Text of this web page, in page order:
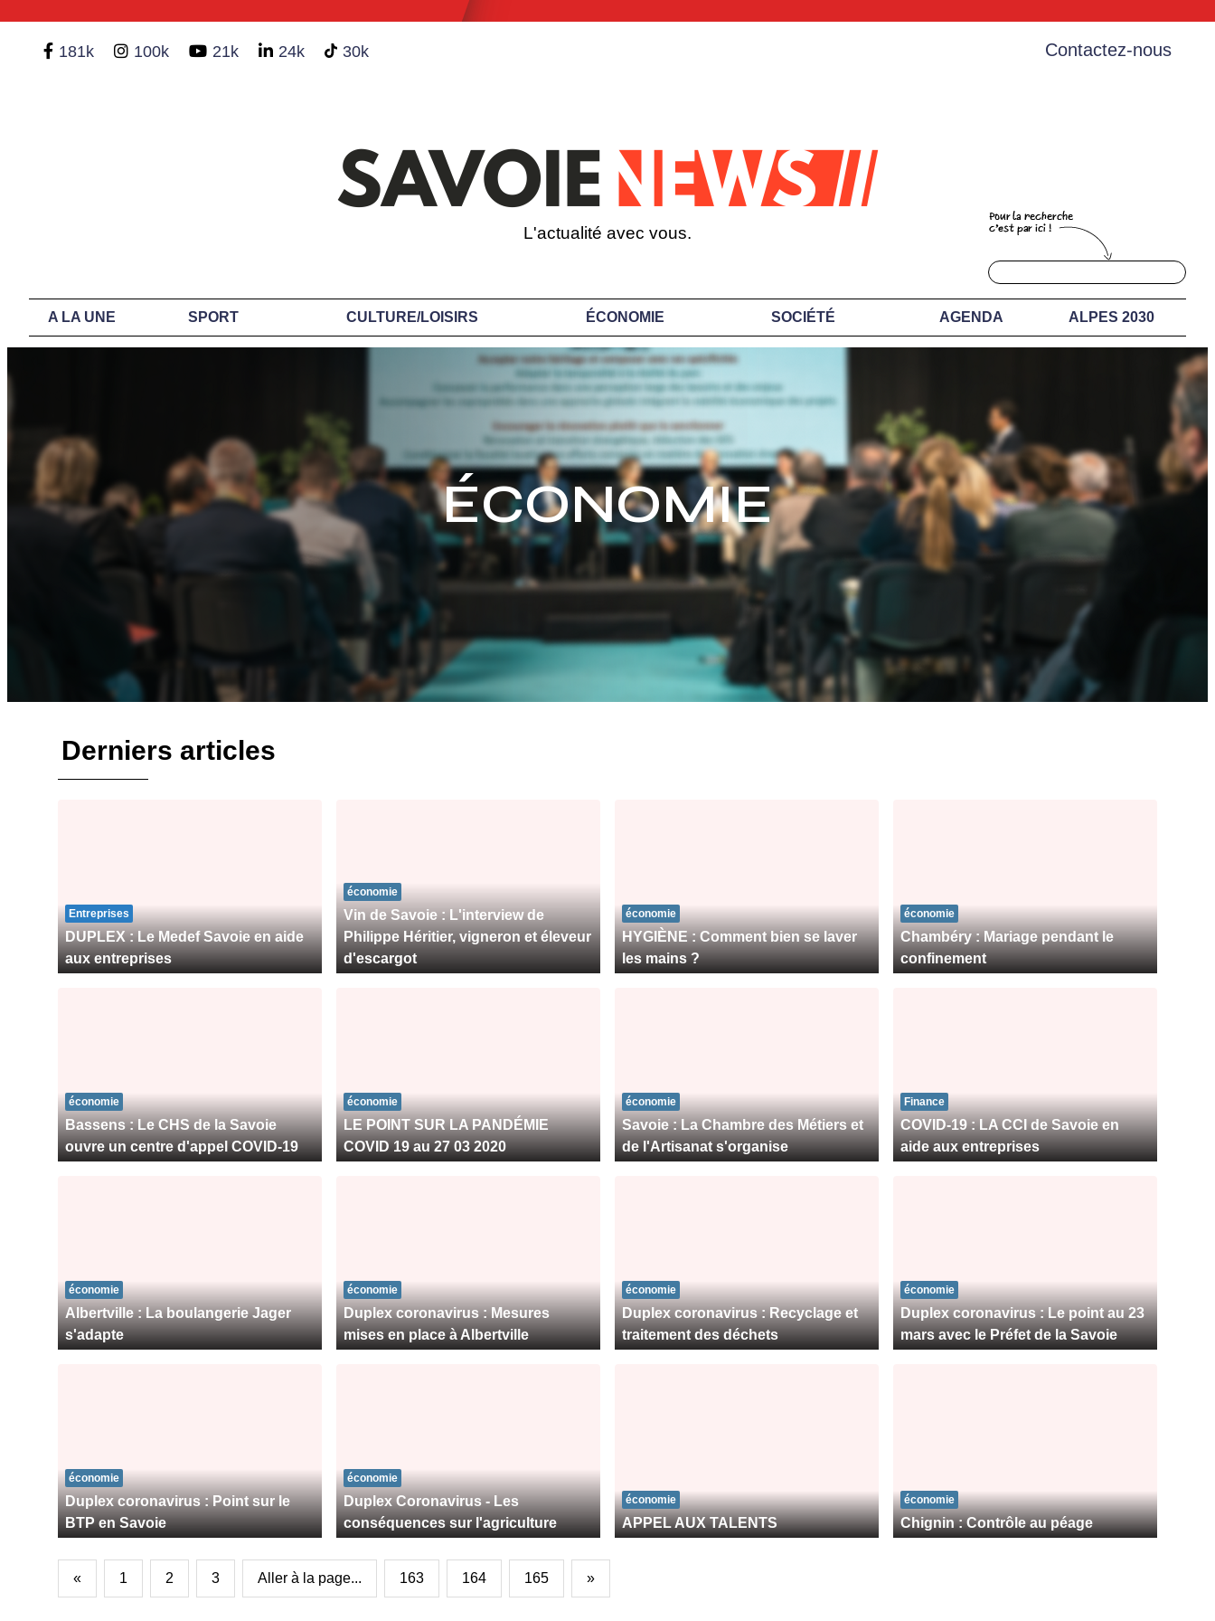
181k 100k 21k 24k 30k Contactez-nous
L'actualité avec vous.
A LA UNE SPORT CULTURE/LOISIRS ÉCONOMIE SOCIÉTÉ AGENDA ALPES 2030
ÉCONOMIE
Derniers articles
Entreprises
DUPLEX : Le Medef Savoie en aide
aux entreprises
économie
Vin de Savoie : L'interview de
Philippe Héritier, vigneron et éleveur
d'escargot
économie
HYGIÈNE : Comment bien se laver
les mains ?
économie
Chambéry : Mariage pendant le
confinement
économie
Bassens : Le CHS de la Savoie
ouvre un centre d'appel COVID-19
économie
LE POINT SUR LA PANDÉMIE
COVID 19 au 27 03 2020
économie
Savoie : La Chambre des Métiers et
de l'Artisanat s'organise
Finance
COVID-19 : LA CCI de Savoie en
aide aux entreprises
économie
Albertville : La boulangerie Jager
s'adapte
économie
Duplex coronavirus : Mesures
mises en place à Albertville
économie
Duplex coronavirus : Recyclage et
traitement des déchets
économie
Duplex coronavirus : Le point au 23
mars avec le Préfet de la Savoie
économie
Duplex coronavirus : Point sur le
BTP en Savoie
économie
Duplex Coronavirus - Les
conséquences sur l'agriculture
économie
APPEL AUX TALENTS
économie
Chignin : Contrôle au péage
« 1 2 3 Aller à la page... 163 164 165 »